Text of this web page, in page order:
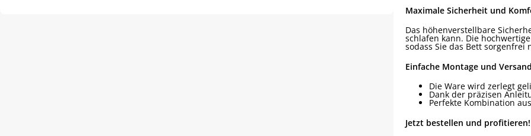
Maximale Sicherheit und
Das höhenverstellbare
schlafen kann. Die
sodass Sie das Bett sorgenfrei
Einfache Montage und
Die Ware wird zerlegt
Dank der präzisen
Perfekte Kombination
Jetzt bestellen und profitieren!